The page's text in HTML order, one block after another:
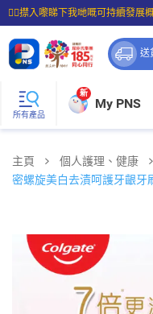
☝🏼㩒入嚟睇下我哋嘅可持續發展
⭐購物滿$399即享免費送貨；滿
送
所有產品
新
My PNS
主頁 個人護理、健康
密螺旋美白去漬呵護牙齦牙